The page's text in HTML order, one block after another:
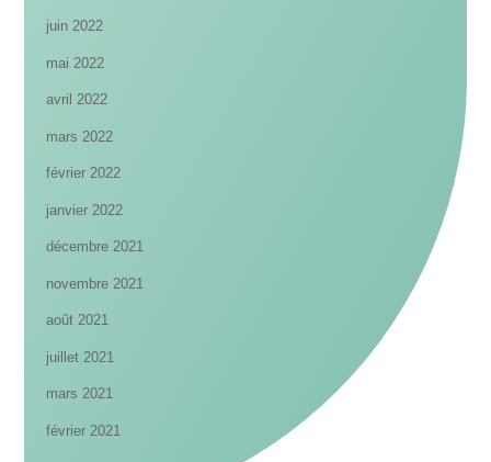
juin 2022
mai 2022
avril 2022
mars 2022
février 2022
janvier 2022
décembre 2021
novembre 2021
août 2021
juillet 2021
mars 2021
février 2021